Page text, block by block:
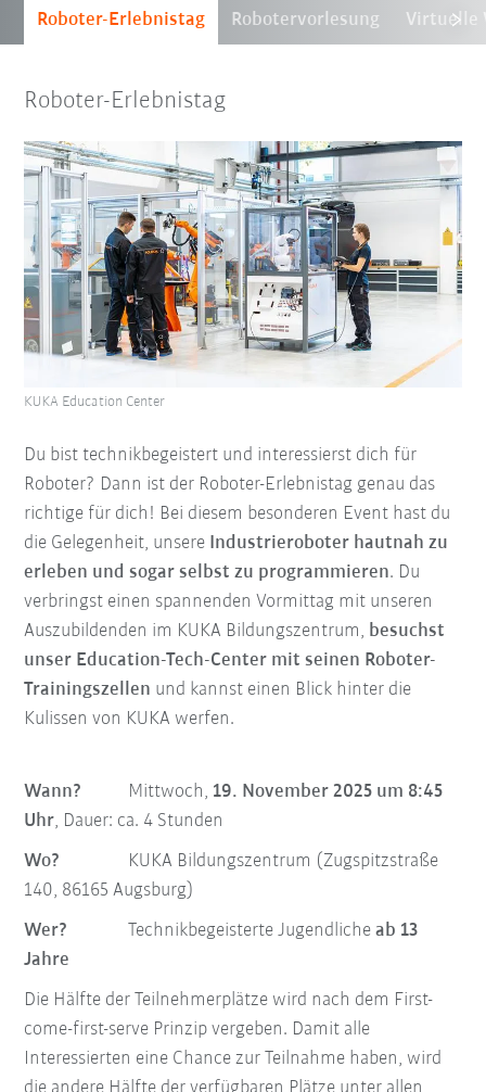
Roboter-Erlebnistag Robotervorlesung Virtuelle
Roboter-Erlebnistag
Du bist technikbegeistert und interessierst dich für
Roboter? Dann ist der Roboter-Erlebnistag genau das
richtige für dich! Bei diesem besonderen Event hast du
die Gelegenheit, unsere Industrieroboter hautnah zu
erleben und sogar selbst zu programmieren. Du
verbringst einen spannenden Vormittag mit unseren
Auszubildenden im KUKA Bildungszentrum, besuchst
unser Education-Tech-Center mit seinen Roboter-
Trainingszellen und kannst einen Blick hinter die
Kulissen von KUKA werfen.
KUKA Education Center
Wann? Mittwoch, 19. November 2025 um 8:45
Uhr, Dauer: ca. 4 Stunden
Wo?
KUKA Bildungszentrum (Zugspitzstraße
140, 86165 Augsburg)
Wer?
Technikbegeisterte Jugendlicheab 13
Jahre
Die Hälfte der Teilnehmerplätze wird nach dem First-
come-first-serve Prinzip vergeben. Damit alle
Interessierten eine Chance zur Teilnahme haben, wird